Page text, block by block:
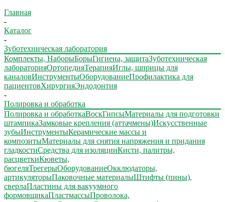
Главная
-
Каталог
-
Зуботехническая лаборатория
Комплекты, НаборыБорыГигиена, защитаЗуботехническая
лабораторияОртопедияТерапияИглы, шприцы для
каналовИнструментыОборудованиеПрофилактика для
пациентовХирургияЭндодонтия
-
Полировка и обработка
Полировка и обработкаВоскГипсыМатериалы для подготовки
штампикаЗамковые крепления (аттачмены)Искусственные
зубыИнструментыКерамические массы и
композитыМатериалы для снятия напряжения и придания
гладкостиСредства для изоляцииКисти, палитры,
расцветкиКюветы,
бюгеляТрегерыОборудованиеОкклюдаторы,
артикуляторыПаковочные материалыШтифты (пины),
сверлаПластины для вакуумного
формовщикаПластмассыПроволока,